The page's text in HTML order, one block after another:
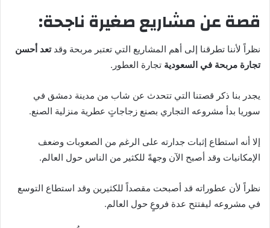
قصة عن مشاريع صغيرة ناجحة:
نظراً لأننا تطرقنا إلى أهم المشاريع التي تعتبر مربحة وقدتعد أحسن
تجارة مربحة في السعودية تجارة العطور.
يجدر بنا ذكر قصتنا التي تتحدث عن شاب من مدينة دمشق في
سوريا بدأ مشروعه التجاري بصنع زجاجاتٍ عطرية منزلية الصنع.
إلا أنه استطاع إثبات جدارته على الرغم من الصعوبات وضعف
الإمكانيات وقد أصبح الآن وجهةً للكثير من الناس حول العالم.
نظراً لأن عطوراته قد أصبحت مقصداً للكثيرين وقد استطاع التوسع
في مشروعه ليفتتح عدة فروعٍ حول العالم.